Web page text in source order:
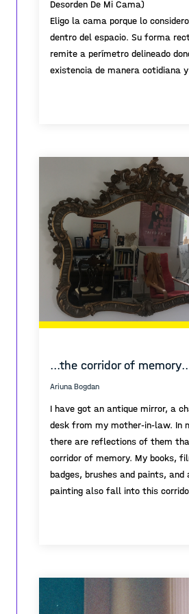
places"2022
-Cuando tengai las ansias
eso tambien ayudame
Llevo dos dias mi amor
Ayer estaba pa la caga
Pa la caga mi amor
Desorden De Mi Cama)
Eligo la cama porque lo
dentro del espacio. Su forma
remite a perímetro delineado
existencia de manera cotidiana
...the corridor of
Ariuna Bogdan
I have got an antique mirror, a
desk from my mother-in-law. In
there are reflections of them
corridor of memory. My books,
badges, brushes and paints, and
painting also fall into this
Peleshyan which I stole from
Ukraine began, I have been
of Sonya, which you can see